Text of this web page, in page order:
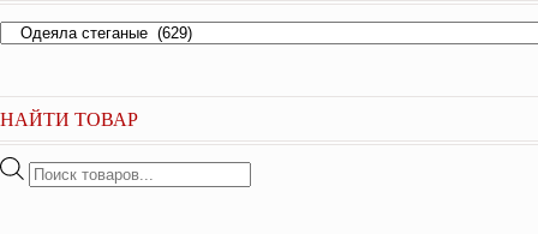
НАЙТИ ТОВАР
Поиск